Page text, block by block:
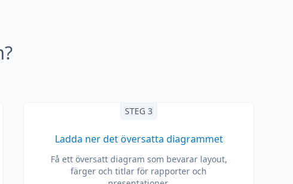
STEG 3
Ladda ner det översatta diagrammet
Få ett översatt diagram som bevarar layout,
färger och titlar för rapporter och